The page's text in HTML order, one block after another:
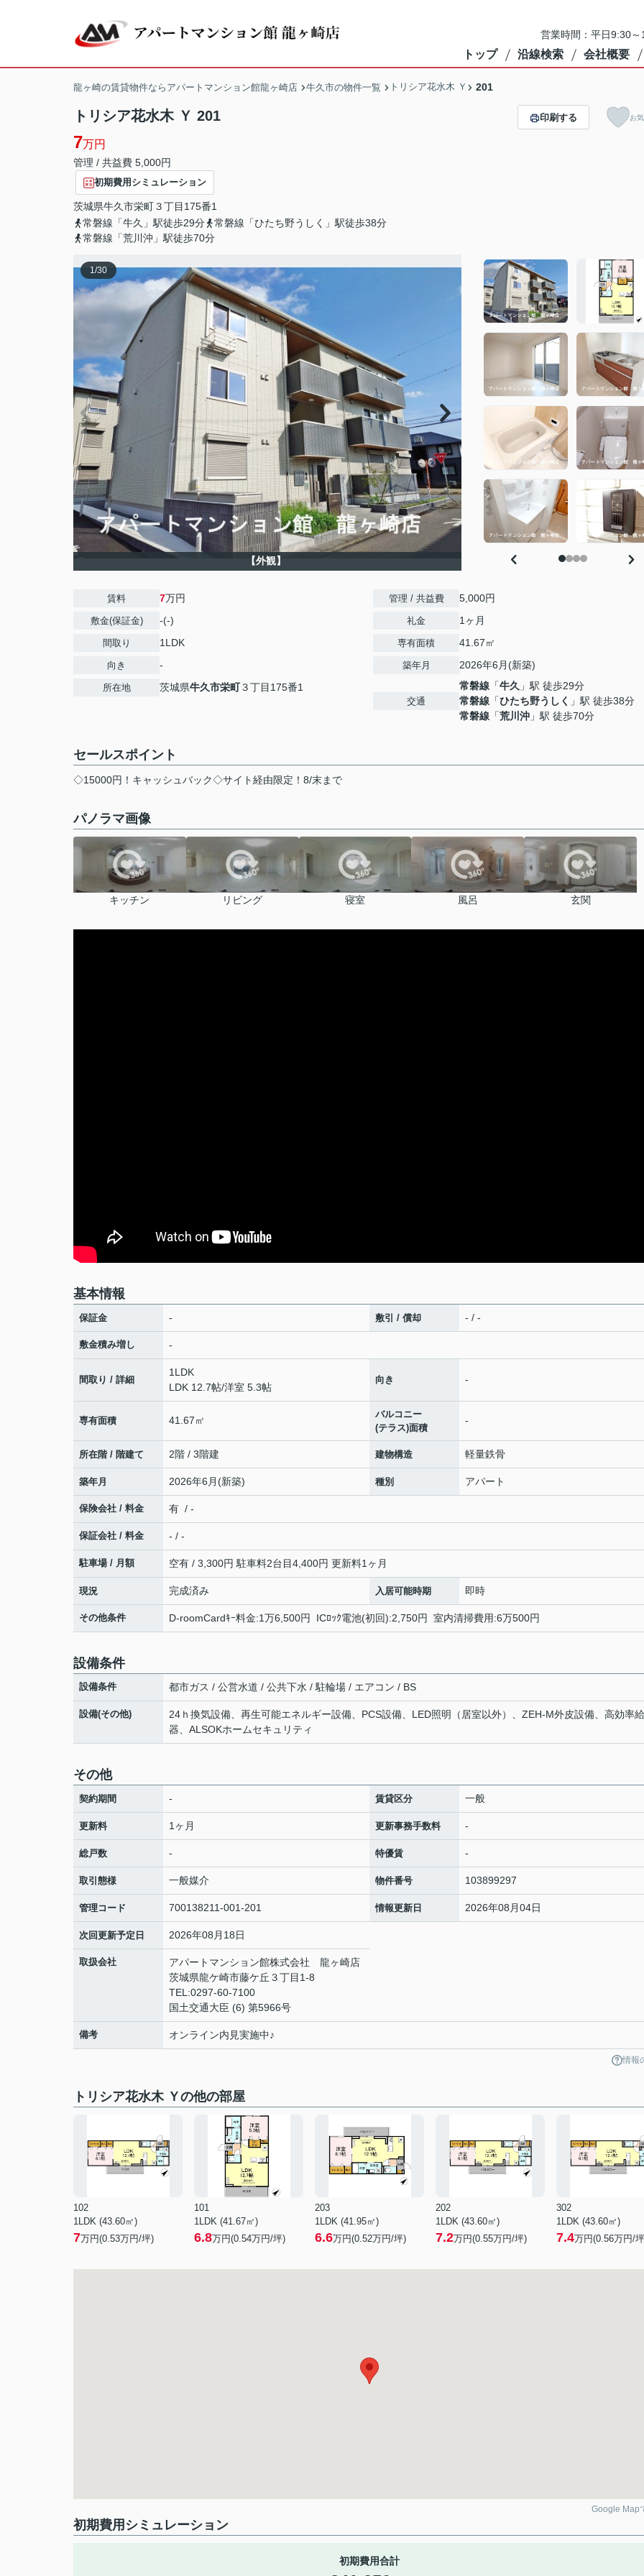
営業時間：平日9:30
トップ 沿線検索 会社概要
龍ヶ崎の賃貸物件ならアパートマンション館龍ヶ崎店 牛久市の物件一覧 トリシア花水木 Ｙ 201
トリシア花水木 Ｙ 201
7万円
管理 / 共益費 5,000円
初期費用シミュレーション
茨城県牛久市栄町３丁目175番1
常磐線「牛久」駅徒歩29分
常磐線「ひたち野うしく」駅徒歩38分
常磐線「荒川沖」駅徒歩70分
印刷する お
1/30
【外観】
賃料 7万円
敷金(保証金) -(-)
間取り 1LDK
向き -
所在地 茨城県牛久市栄町３丁目175番1
管理 / 共益費 5,000円
礼金 1ヶ月
専有面積 41.67㎡
築年月 2026年6月(新築)
交通
常磐線 「牛久 」駅 徒歩29分
常磐線 「ひたち野うしく 」駅 徒歩38分
常磐線 「荒川沖 」駅 徒歩70分
セールスポイント
◇15000円！キャッシュバック◇サイト経由限定！8/末まで
パノラマ画像
キッチン リビング 寝室 風呂 玄関
基本情報
保証金 - 敷引 / 償却 - / -
敷金積み増し -
間取り / 詳細
1LDK
LDK 12.7帖/洋室 5.3帖
向き -
専有面積 41.67㎡
バルコニー
(テラス)面積
-
所在階 / 階建て 2階 / 3階建 建物構造 軽量鉄骨
築年月 2026年6月(新築) 種別 アパート
保険会社 / 料金 有 / -
保証会社 / 料金 - / -
駐車場 / 月額 空有 / 3,300円 駐車料2台目4,400円 更新料1ヶ月
現況 完成済み 入居可能時期 即時
その他条件 D-roomCardｷｰ料金:1万6,500円 ICﾛｯｸ電池(初回):2,750円 室内清掃費用:6万500円
設備条件
設備条件 都市ガス / 公営水道 / 公共下水 / 駐輪場 / エアコン / BS
設備(その他)
24ｈ換気設備、再生可能エネルギー設備、PCS設備、LED照明（居室以外）、ZEH-M外皮設備、高効率
器、ALSOKホームセキュリティ
その他
契約期間 - 賃貸区分 一般
更新料 1ヶ月 更新事務手数料 -
総戸数 - 特優賃 -
取引態様 一般媒介 物件番号 103899297
管理コード 700138211-001-201 情報更新日 2026年08月04日
次回更新予定日 2026年08月18日
取扱会社
アパートマンション館株式会社 龍ヶ崎店
茨城県龍ケ崎市藤ケ丘３丁目1-8
TEL:0297-60-7100
国土交通大臣 (6) 第5966号
備考 オンライン内見実施中♪
情報
トリシア花水木 Ｙの他の部屋
102
1LDK (43.60㎡)
7万円(0.53万円/坪)
101
1LDK (41.67㎡)
6.8万円(0.54万円/坪)
203
1LDK (41.95㎡)
6.6万円(0.52万円/坪)
202
1LDK (43.60㎡)
7.2万円(0.55万円/坪)
302
1LDK (43.60㎡)
7.4万円(0.56万円/
Google Map
初期費用シミュレーション
初期費用合計